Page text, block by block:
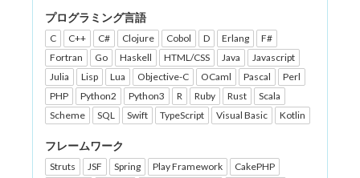
プログラミング言語
C C++ C# Clojure Cobol D Erlang
F#
Fortran
Go Haskell HTML/CSS Java
Javascript
Julia
Lisp Lua Objective-C OCaml Pascal
Perl
PHP
Python2 Python3 R Ruby Rust
Scala
Scheme
SQL Swift TypeScript Visual Basic Kotlin
フレームワーク
Struts JSF Spring Play Framework
CakePHP